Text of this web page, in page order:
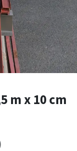
m x 10 cm